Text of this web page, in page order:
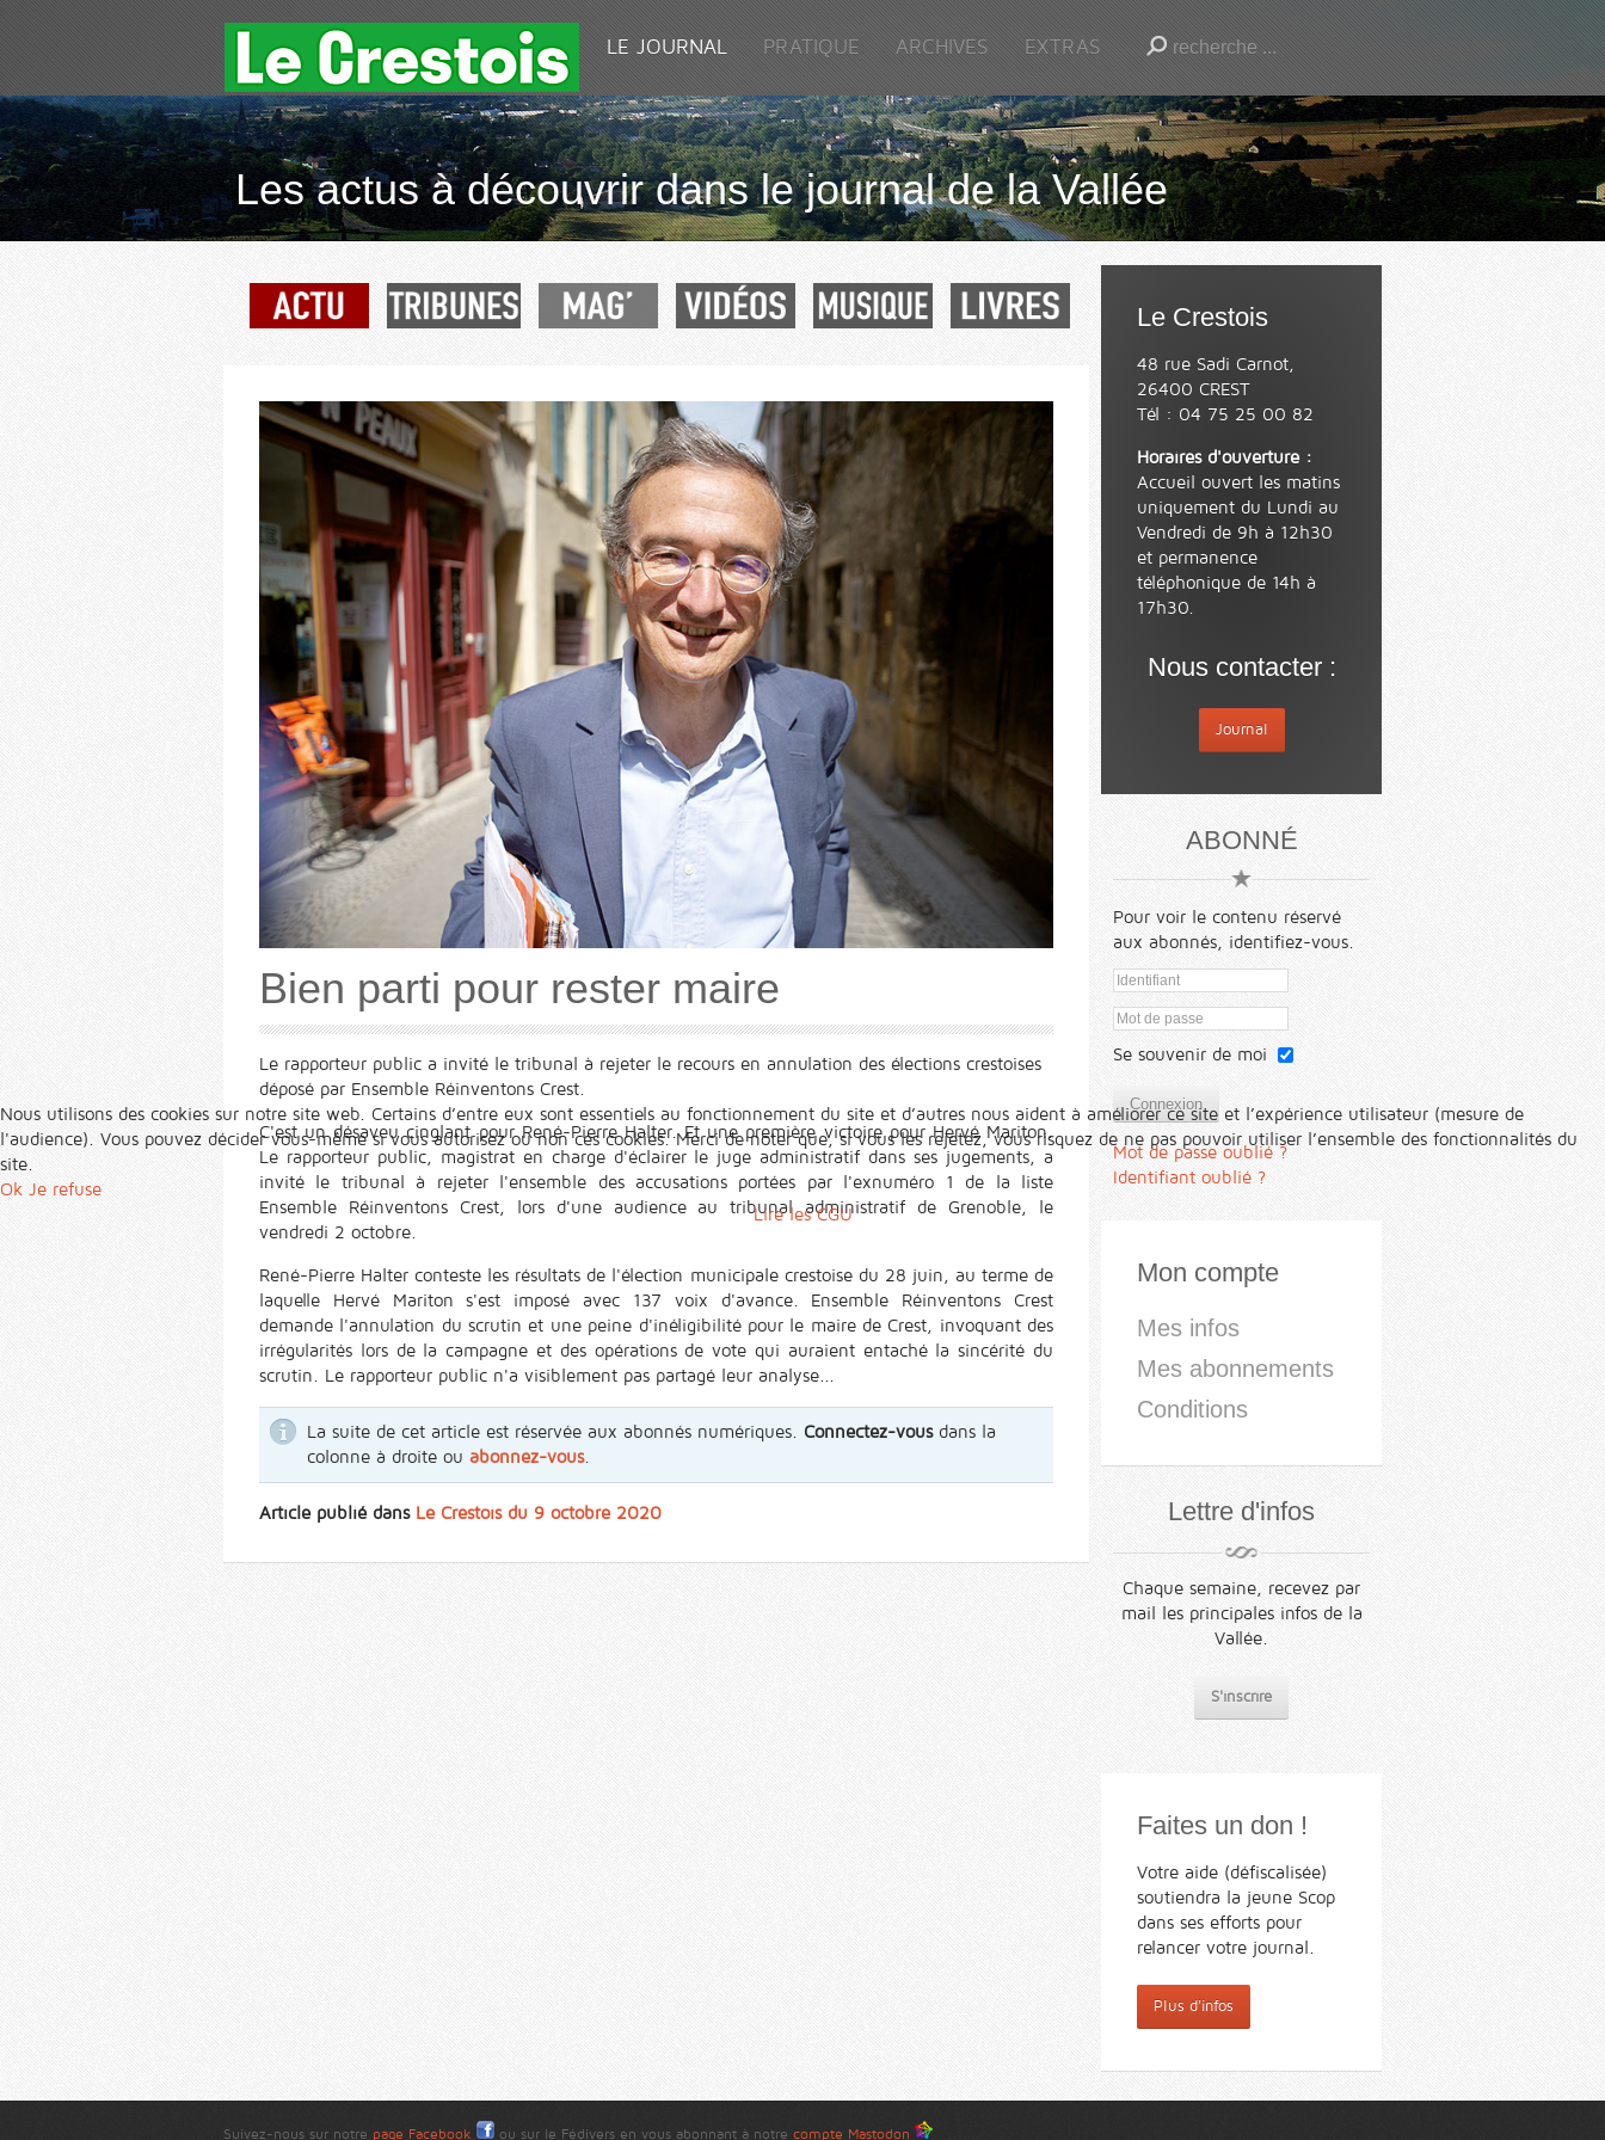
LE JOURNAL PRATIQUE ARCHIVES EXTRAS
Les actus à découvrir dans le journal de la Vallée
Bien parti pour rester maire
Le rapporteur public a invité le tribunal à rejeter le recours en annulation des élections crestoises
déposé par Ensemble Réinventons Crest.
C'est un désaveu cinglant pour René-Pierre Halter. Et une première victoire pour Hervé Mariton.
Le rapporteur public, magistrat en charge d'éclairer le juge administratif dans ses jugements, a
invité le tribunal à rejeter l'ensemble des accusations portées par l'exnuméro 1 de la liste
Ensemble Réinventons Crest, lors d'une audience au tribunal administratif de Grenoble, le
vendredi 2 octobre.
René-Pierre Halter conteste les résultats de l'élection municipale crestoise du 28 juin, au terme de
laquelle Hervé Mariton s'est imposé avec 137 voix d'avance. Ensemble Réinventons Crest
demande l'annulation du scrutin et une peine d'inéligibilité pour le maire de Crest, invoquant des
irrégularités lors de la campagne et des opérations de vote qui auraient entaché la sincérité du
scrutin. Le rapporteur public n'a visiblement pas partagé leur analyse...
La suite de cet article est réservée aux abonnés numériques. Connectez-vousdans la
colonne à droite ou abonnez-vous.
Article publié dans Le Crestois du 9 octobre 2020
Le Crestois
48 rue Sadi Carnot,
26400 CREST
Tél : 04 75 25 00 82
Horaires d'ouverture :
Accueil ouvert les matins
uniquement du Lundi au
Vendredi de 9h à 12h30
et permanence
téléphonique de 14h à
17h30.
Nous contacter :
Journal
ABONNÉ
Pour voir le contenu réservé
aux abonnés, identifiez-vous.
Se souvenir de moi
Connexion
Mot de passe oublié ?
Identifiant oublié ?
Mon compte
Mes infos
Mes abonnements
Conditions
Lettre d'infos
Chaque semaine, recevez par
mail les principales infos de la
Vallée.
S'inscrire
Faites un don !
Votre aide (défiscalisée)
soutiendra la jeune Scop
dans ses efforts pour
relancer votre journal.
Plus d'infos
Suivez-nous sur notre page Facebook ou sur le Fédivers en vous abonnant à notre compte Mastodon
Nous utilisons des cookies sur notre site web. Certains d’entre eux sont essentiels au fonctionnement du site et d’autres nous aident à améliorer ce site et l’expérience utilisateur (mesure de
l'audience). Vous pouvez décider vous-même si vous autorisez ou non ces cookies. Merci de noter que, si vous les rejetez, vous risquez de ne pas pouvoir utiliser l’ensemble des fonctionnalités du
site.
Ok Je refuse
Lire les CGU